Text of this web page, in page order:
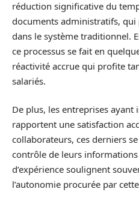
réduction significative du
documents administratifs,
dans le système traditionnel.
ce processus se fait en
réactivité accrue qui profite
salariés.
De plus, les entreprises
rapportent une satisfaction
collaborateurs, ces derniers
contrôle de leurs
d’expérience soulignent
l’autonomie procurée par cette